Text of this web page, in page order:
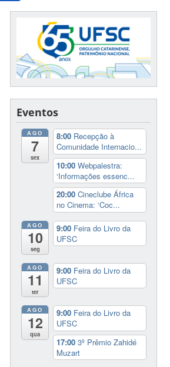
Eventos
AGO
7
sex
8:00 Recepção à
Comunidade Internacio...
10:00Webpalestra:
‘Informações essenc...
20:00Cineclube África
no Cinema: ‘Coc...
AGO
10
seg
9:00 Feira do Livro da
UFSC
AGO
11
ter
9:00 Feira do Livro da
UFSC
AGO
12
qua
9:00 Feira do Livro da
UFSC
17:003º Prêmio Zahidé
Muzart